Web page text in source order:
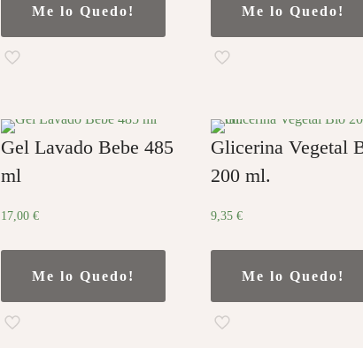
Me lo Quedo! Me lo Quedo!
Gel Lavado Bebe 485
ml
17,00 €
Me lo Quedo!
Glicerina Vegetal
200 ml.
9,35 €
Me lo Quedo!